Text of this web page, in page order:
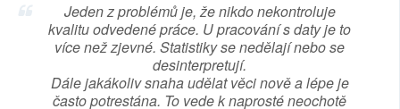
Jeden z problémů je, že nikdo nekontroluje
kvalitu odvedené práce. U pracování s daty je to
více než zjevné. Statistiky se nedělají nebo se
desinterpretují.
Dále jakákoliv snaha udělat věci nově a lépe je
často potrestána. To vede k naprosté neochotě